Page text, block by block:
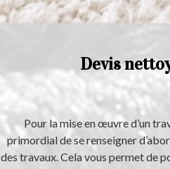
Devis
Pour la mise en œuvre d’un
primordial de se renseigner
des travaux. Cela vous permet de